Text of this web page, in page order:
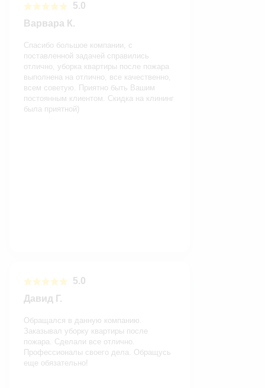
5.0
Варвара К.
Спасибо большое компании, с
поставленной задачей справились
отлично, уборка квартиры после пожара
выполнена на отлично, все качественно,
всем советую. Приятно быть Вашим
постоянным клиентом. Скидка на клининг
была приятной)
5.0
Давид Г.
Обращался в данную компанию.
Заказывал уборку квартиры после
пожара. Сделали все отлично.
Профессионалы своего дела. Обращусь
еще обязательно!